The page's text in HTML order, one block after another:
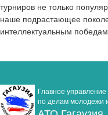
турниров не только
наше подрастающее
интеллектуальным
Главное управление
по делам молодежи